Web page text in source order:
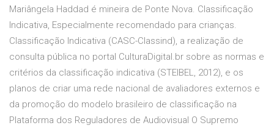
Mariângela Haddad é mineira de Ponte Nova. Classificação
Indicativa, Especialmente recomendado para crianças.
Classificação Indicativa (CASC-Classind), a realização de
consulta pública no portal CulturaDigital.br sobre as normas e
critérios da classificação indicativa (STEIBEL, 2012), e os
planos de criar uma rede nacional de avaliadores externos e
da promoção do modelo brasileiro de classificação na
Plataforma dos Reguladores de Audiovisual O Supremo